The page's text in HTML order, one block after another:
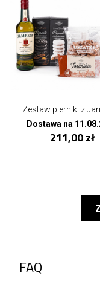
Zestaw pierniki z
Dostawa na
211,00 zł
FAQ